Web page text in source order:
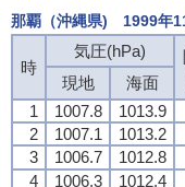
那覇（沖縄県) 1999年
時
気圧(hPa)
現地
海面
1
1007.8 1013.9
2
1007.1 1013.2
3
1006.7 1012.8
4
1006.3 1012.4